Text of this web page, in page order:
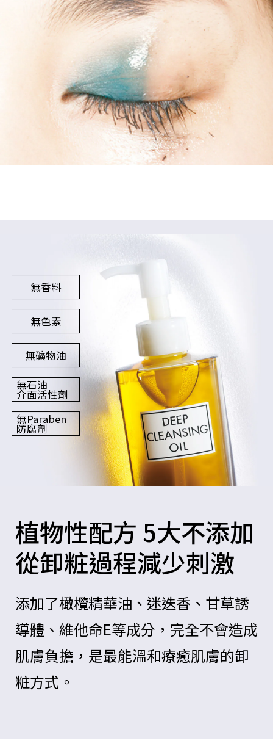
無香料
無色素
無礦物油
無石油
介面活性劑
無Paraben
防腐劑
植物性配方 5大不添加
從卸粧過程減少刺激
添加了橄欖精華油、迷迭香、甘草誘
導體、維他命E等成分，完全不會造成
肌膚負擔，是最能溫和療癒肌膚的卸
粧方式。